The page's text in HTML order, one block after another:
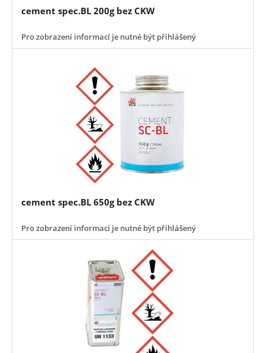
cement spec.BL 200g bez CKW
Pro zobrazení informací je nutné být přihlášený
cement spec.BL 650g bez CKW
Pro zobrazení informací je nutné být přihlášený